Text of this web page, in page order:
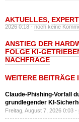
AKTUELLES,
2026 0:18 -noch keine
ANSTIEG DER
FOLGE KI-
NACHFRAGE
WEITERE BEITRÄGE
Claude-Phishing-Vorfall
grundlegender KI-
Freitag, August 7, 2026 0:03 -